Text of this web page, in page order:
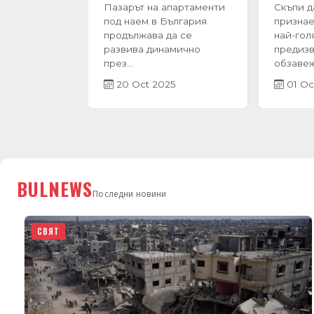
Имотният пазар във
Варна преживява период
на интензивен растеж в
навечерието на...
27 Jun 2025
През
година
в
BULNEWS
СВЯТ